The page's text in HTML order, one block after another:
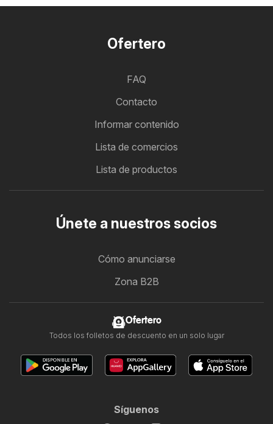
Ofertero
FAQ
Contacto
Informar contenido
Lista de comercios
Lista de productos
Únete a nuestros socios
Cómo anunciarse
Zona B2B
Ofertero
Todos los folletos de descuento en un solo lugar
Síguenos